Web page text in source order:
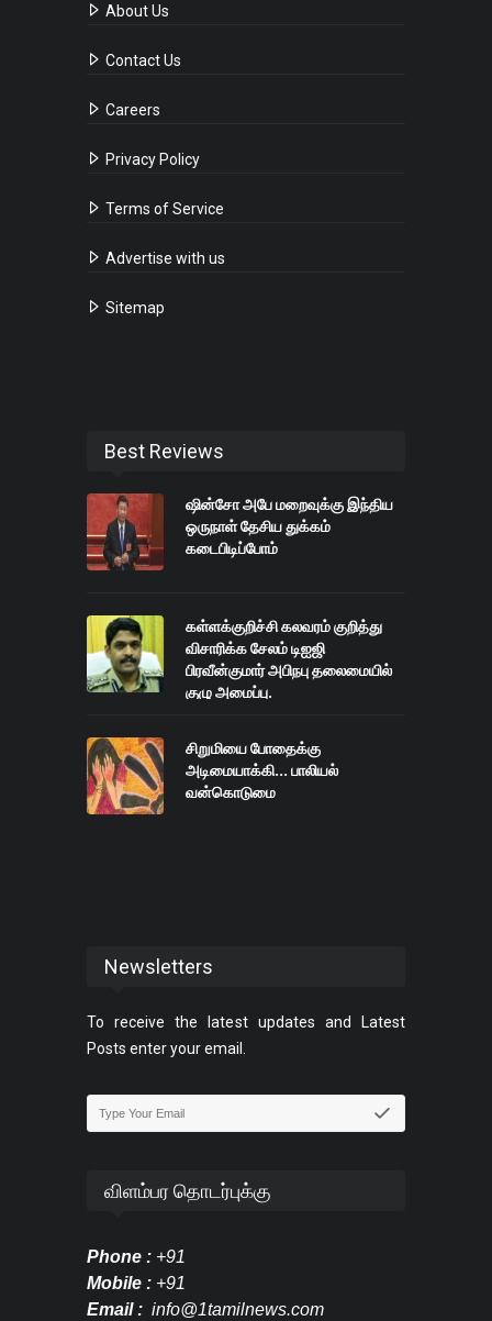
About Us
Contact Us
Careers
Privacy Policy
Terms of Service
Advertise with us
Sitemap
Best Reviews
ஷின்சோ அபே மறைவுக்கு இந்திய
ஒருநாள் தேசிய துக்கம்
கடைபிடிப்போம்
கள்ளக்குறிச்சி கலவரம் குறித்து
விசாரிக்க சேலம் டிஐஜி
பிரவீன்குமார் அபிநபு தலைமையில்
குழு அமைப்பு.
சிறுமியை போதைக்கு
அடிமையாக்கி... பாலியல்
வன்கொடுமை
Newsletters
To receive the latest updates and Latest
Posts enter your email.
விளம்பர தொடர்புக்கு
Phone : +91
Mobile : +91
Email : info@1tamilnews.com